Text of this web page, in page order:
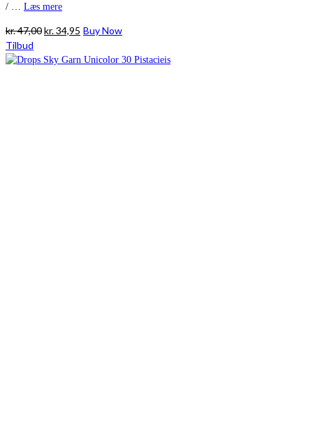
/ … Læs mere
kr.47,00Den
pris
kr.34,95 Den
pris
Buy Now
Tilbud